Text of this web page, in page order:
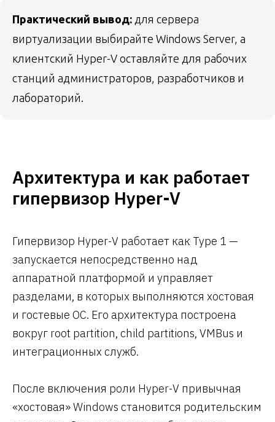
Практический вывод: для сервера
виртуализации выбирайте Windows Server, а
клиентский Hyper-V оставляйте для рабочих
станций администраторов, разработчиков и
лабораторий.
Архитектура и как работает
гипервизор Hyper-V
Гипервизор Hyper-V работает как Type 1 —
запускается непосредственно над
аппаратной платформой и управляет
разделами, в которых выполняются хостовая
и гостевые ОС. Его архитектура построена
вокруг root partition, child partitions, VMBus и
интеграционных служб.
После включения роли Hyper-V привычная
«хостовая» Windows становится родительским